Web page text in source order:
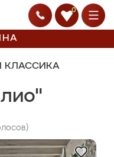
0
КЛАССИКА